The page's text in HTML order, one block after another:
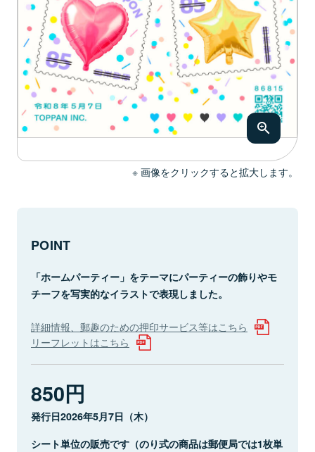
画像をクリックすると拡大します。
POINT
「ホームパーティー」をテーマにパーティーの飾りやモ
チーフを写実的なイラストで表現しました。
詳細情報、郵趣のための押印サービス等はこちら
リーフレットはこちら
850円
発行日2026年5月7日（木）
シート単位の販売です（のり式の商品は郵便局では1枚単